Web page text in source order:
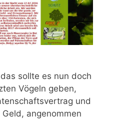
sollte es nun doch
Vögeln geben,
und
angenommen